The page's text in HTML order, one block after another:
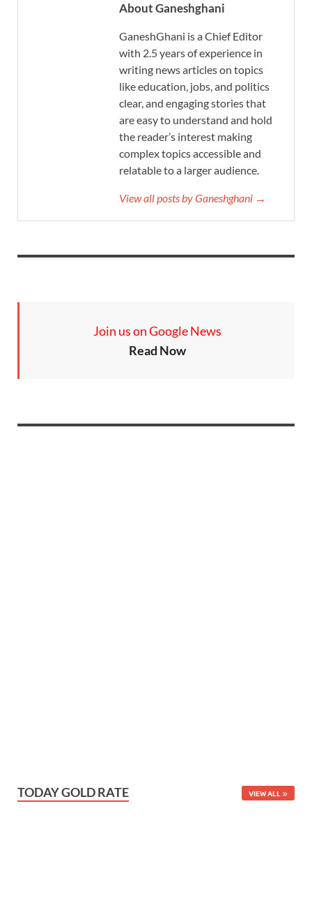
About Ganeshghani
GaneshGhani is a Chief Editor
with 2.5 years of experience in
writing news articles on topics
like education, jobs, and politics
clear, and engaging stories that
are easy to understand and hold
the reader’s interest making
complex topics accessible and
relatable to a larger audience.
View all posts by Ganeshghani →
Join us on Google News
Read Now
TODAY GOLD RATE VIEW ALL